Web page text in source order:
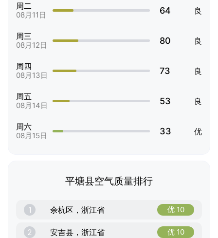
周二
08月11日 64 良
周三
08月12日 80 良
周四
08月13日 73 良
周五
08月14日 53 良
周六
08月15日 33 优
平塘县空气质量排行
1 余杭区，浙江省 优 10
2 安吉县，浙江省 优 10